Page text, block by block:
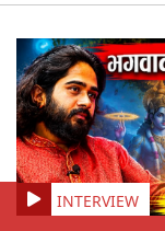
INTERVIEW